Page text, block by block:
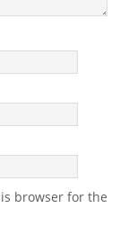
browser for the